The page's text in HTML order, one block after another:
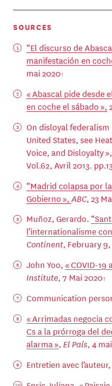
SOURCES
“El discurso de
manifestación en
mai 2020
« Abascal pide desde
en coche el sábado »,
On disloyal
United States, see
Voice, and Disloyalty »,
Vol.62, Avril 2013.
“Madrid colapsa por
Gobierno »,ABC, 23
Muñoz, Gerardo.
l’internationalisme
Continent, February
John Yoo, « COVID-19
Institute, 7 Mai 2020
Communication
« Arrimadas negocia
Cs a la prórroga del
alarma », El País, 4
Entretien avec